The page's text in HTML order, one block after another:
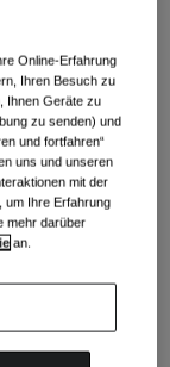
Online-Erfahrung
Ihren Besuch zu
Ihnen Geräte zu
zu senden) und
und fortfahren“
uns und unseren
mit der
um Ihre Erfahrung
mehr darüber
an.